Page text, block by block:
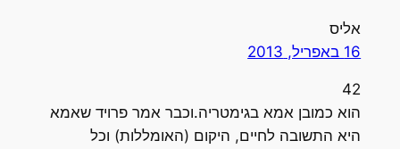
אליס
16 באפריל, 2013
42
הוא כמובן אמא בגימטריה.וכבר אמר פרויד שאמא
היא התשובה לחיים, היקום (האומללות) וכל